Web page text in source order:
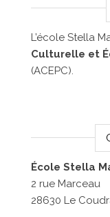
L’école Stella
Culturelle et
(ACEPC).
École Stella
2 rue Marceau
28630 Le